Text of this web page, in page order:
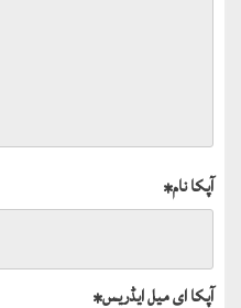
آپکا نام*
آپکا ای میل ایڈریس*